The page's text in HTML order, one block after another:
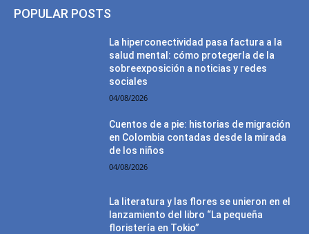
POPULAR POSTS
La hiperconectividad pasa factura a la
salud mental: cómo protegerla de la
sobreexposición a noticias y redes
sociales
04/08/2026
Cuentos de a pie: historias de migración
en Colombia contadas desde la mirada
de los niños
04/08/2026
La literatura y las flores se unieron en el
lanzamiento del libro “La pequeña
floristería en Tokio”